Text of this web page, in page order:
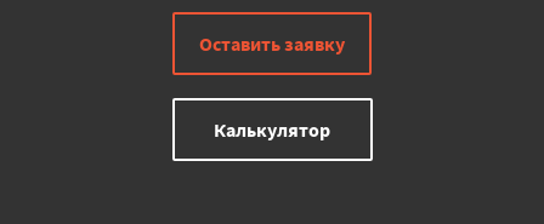
Оставить заявку
Калькулятор